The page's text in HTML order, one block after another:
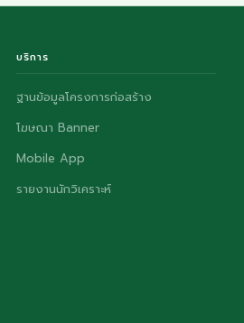
บริการ
ฐานข้อมูลโครงการก่อสร้าง
โฆษณา Banner
Mobile App
รายงานนักวิเคราะห์